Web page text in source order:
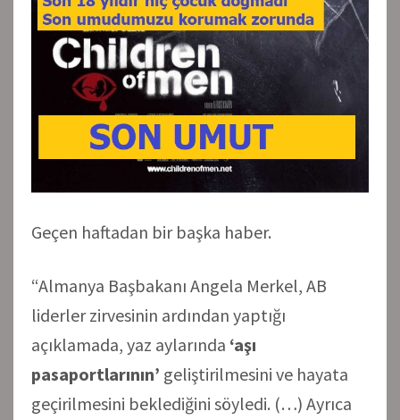
Geçen haftadan bir başka haber.
“Almanya Başbakanı Angela Merkel, AB
liderler zirvesinin ardından yaptığı
açıklamada, yaz aylarında ‘aşı
pasaportlarının’ geliştirilmesini ve hayata
geçirilmesini beklediğini söyledi. (…) Ayrıca